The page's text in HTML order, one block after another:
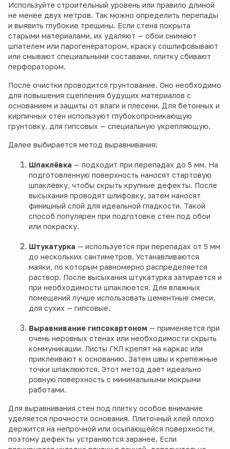
Используйте строительный уровень или правило длиной
не менее двух метров. Так можно определить перепады
и выявить глубокие трещины. Если стена покрыта
старыми материалами, их удаляют — обои снимают
шпателем или парогенератором, краску сошлифовывают
или смывают специальными составами, плитку сбивают
перфоратором.
После очистки проводится грунтование. Оно необходимо
для повышения сцепления будущих материалов с
основанием и защиты от влаги и плесени. Для бетонных и
кирпичных стен используют глубокопроникающую
грунтовку, для гипсовых — специальную укрепляющую.
Далее выбирается метод выравнивания:
Шпаклёвка — подходит при перепадах до 5 мм. На
подготовленную поверхность наносят стартовую
шпаклёвку, чтобы скрыть крупные дефекты. После
высыхания проводят шлифовку, затем наносят
финишный слой для идеальной гладкости. Такой
способ популярен при подготовке стен под обои
или покраску.
Штукатурка — используется при перепадах от 5 мм
до нескольких сантиметров. Устанавливаются
маяки, по которым равномерно распределяется
раствор. После высыхания штукатурка затирается и
при необходимости шпаклюется. Для влажных
помещений лучше использовать цементные смеси,
для сухих — гипсовые.
Выравнивание гипсокартоном — применяется при
очень неровных стенах или необходимости скрыть
коммуникации. Листы ГКЛ крепят на каркас или
приклеивают к основанию. Затем швы и крепёжные
точки шпаклюются. Этот метод даёт идеально
ровную поверхность с минимальными мокрыми
работами.
Для выравнивания стен под плитку особое внимание
уделяется прочности основания. Плиточный клей плохо
держится на непрочной или осыпающейся поверхности,
поэтому дефекты устраняются заранее. Если